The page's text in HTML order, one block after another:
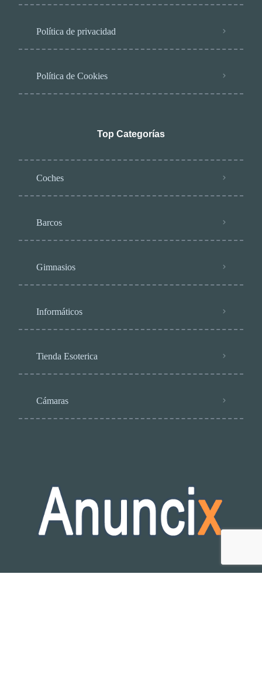
Política de privacidad
Política de Cookies
Top Categorías
Coches
Barcos
Gimnasios
Informáticos
Tienda Esoterica
Cámaras